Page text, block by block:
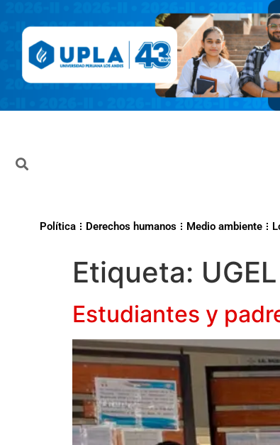
Política Derechos humanos Medio ambiente
Etiqueta:
Estudiantes y